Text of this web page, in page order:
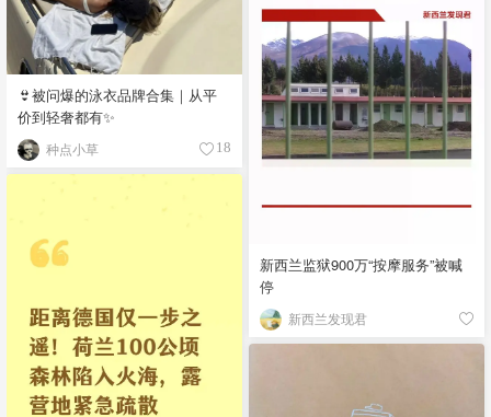
👙被问爆的泳衣品牌合集｜从平
价到轻奢都有✨
种点小草 18
新西兰监狱900万“按摩服务”被喊
停
新西兰发现君